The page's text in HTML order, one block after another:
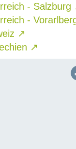
- Salzburg
-
↗
↗